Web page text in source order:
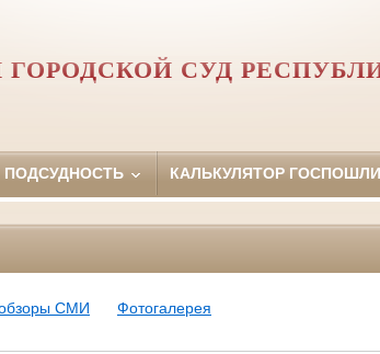
ГОРОДСКОЙ СУД
ПОДСУДНОСТЬ КАЛЬКУЛЯТОР
СМИ
Фотогалерея